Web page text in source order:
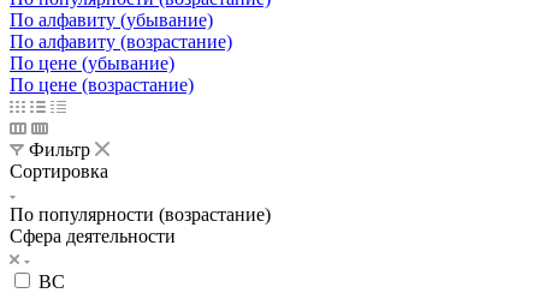
По алфавиту (убывание)
По алфавиту (возрастание)
По цене (убывание)
По цене (возрастание)
Фильтр
Сортировка
По популярности (возрастание)
Сфера деятельности
ВС